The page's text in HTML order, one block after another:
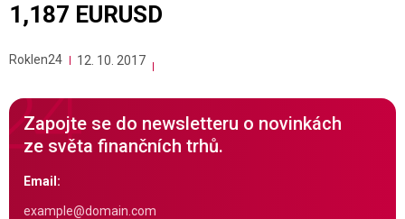
1,187 EURUSD
Roklen24 12. 10. 2017
Zapojte se do newsletteru o novinkách
ze světa finančních trhů.
Email: